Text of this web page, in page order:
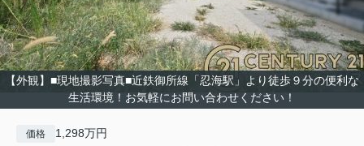
【外観】■現地撮影写真■近鉄御所線「忍海駅」より徒歩９分の便利な
生活環境！お気軽にお問い合わせください！
価格 1,298万円